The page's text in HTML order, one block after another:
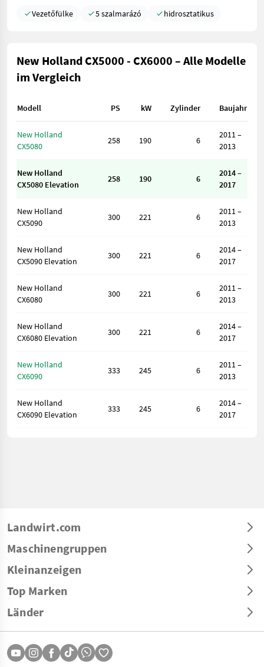
Vezetőfülke 5 szalmarázó hidrosztatikus
New Holland CX5000 - CX6000 – Alle Modelle
im Vergleich
Modell PS kW Zylinder Baujahr
New Holland
CX5080
258 190 6
2011 –
2013
New Holland
CX5080 Elevation
258 190 6
2014 –
2017
New Holland
CX5090
300 221 6
2011 –
2013
New Holland
CX5090 Elevation
300 221 6
2014 –
2017
New Holland
CX6080
300 221 6
2011 –
2013
New Holland
CX6080 Elevation
300 221 6
2014 –
2017
New Holland
CX6090
333 245 6
2011 –
2013
New Holland
CX6090 Elevation
333 245 6
2014 –
2017
Landwirt.com
Maschinengruppen
Kleinanzeigen
Top Marken
Länder